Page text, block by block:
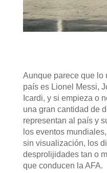
Aunque parece que lo
país es Lionel Messi,
Icardi, y si empieza o
una gran cantidad de
representan al país y
los eventos
sin visualización, los
desprolijidades tan o
que conducen la AFA.